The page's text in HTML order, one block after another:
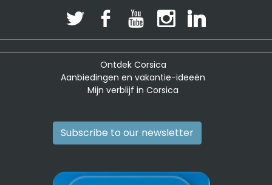
Ontdek Corsica
Aanbiedingen en vakantie-ideeën
Mijn verblijf in Corsica
Subscribe to our newsletter